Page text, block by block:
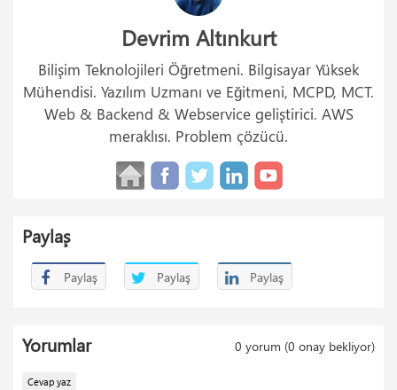
Devrim Altınkurt
Bilişim Teknolojileri Öğretmeni. Bilgisayar Yüksek
Mühendisi. Yazılım Uzmanı ve Eğitmeni, MCPD, MCT.
Web & Backend & Webservice geliştirici. AWS
meraklısı. Problem çözücü.
Paylaş
Paylaş Paylaş Paylaş
0 yorum (0 onay bekliyor)
Yorumlar
Cevap yaz